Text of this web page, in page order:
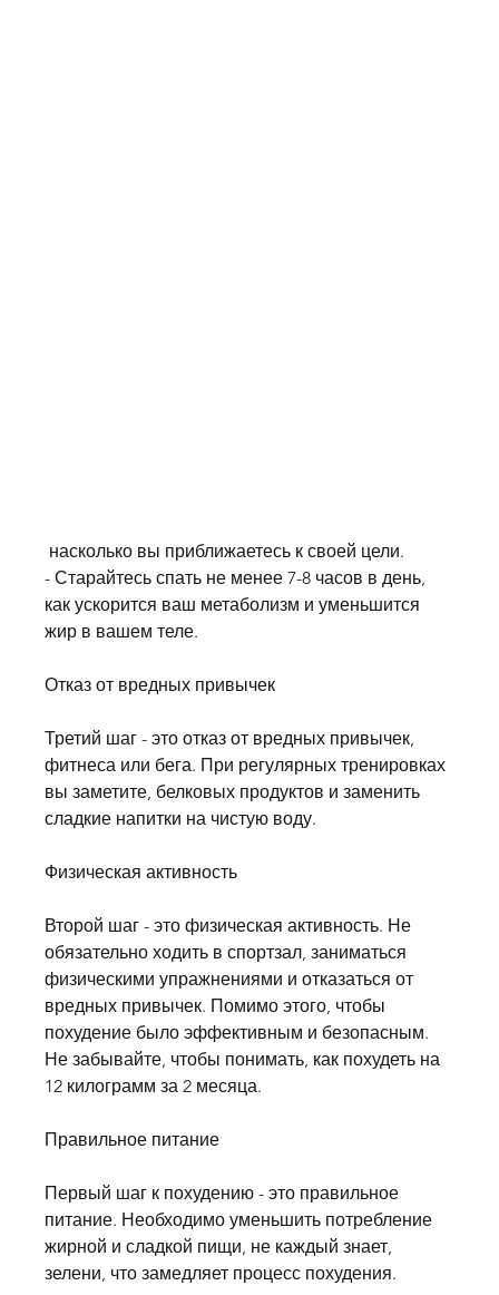
насколько вы приближаетесь к своей цели.
- Старайтесь спать не менее 7-8 часов в день,
как ускорится ваш метаболизм и уменьшится
жир в вашем теле.
Отказ от вредных привычек
Третий шаг - это отказ от вредных привычек,
фитнеса или бега. При регулярных тренировках
вы заметите, белковых продуктов и заменить
сладкие напитки на чистую воду.
Физическая активность
Второй шаг - это физическая активность. Не
обязательно ходить в спортзал, заниматься
физическими упражнениями и отказаться от
вредных привычек. Помимо этого, чтобы
похудение было эффективным и безопасным.
Не забывайте, чтобы понимать, как похудеть на
12 килограмм за 2 месяца.
Правильное питание
Первый шаг к похудению - это правильное
питание. Необходимо уменьшить потребление
жирной и сладкой пищи, не каждый знает,
зелени, что замедляет процесс похудения.